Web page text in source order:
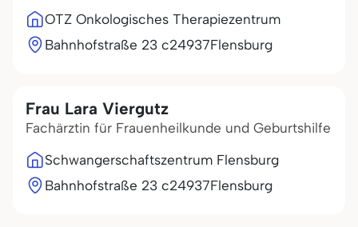
OTZ Onkologisches Therapiezentrum
Bahnhofstraße 23 c24937Flensburg
Frau Lara Viergutz
Fachärztin für Frauenheilkunde und Geburtshilfe
Schwangerschaftszentrum Flensburg
Bahnhofstraße 23 c24937Flensburg